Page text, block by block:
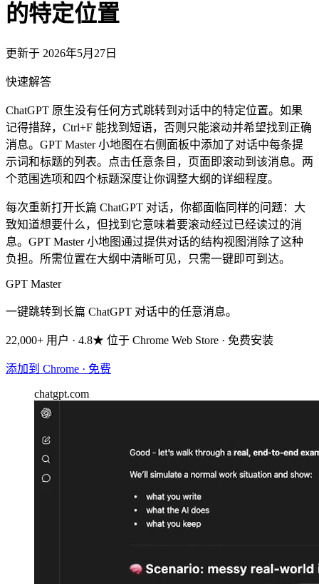
的特定位置
更新于 2026年5月27日
快速解答
ChatGPT 原生没有任何方式跳转到对话中的特定位置。如果
记得措辞，Ctrl+F 能找到短语，否则只能滚动并希望找到正确
消息。GPT Master 小地图在右侧面板中添加了对话中每条提
示词和标题的列表。点击任意条目，页面即滚动到该消息。两
个范围选项和四个标题深度让你调整大纲的详细程度。
每次重新打开长篇 ChatGPT 对话，你都面临同样的问题：大
致知道想要什么，但找到它意味着要滚动经过已经读过的消
息。GPT Master 小地图通过提供对话的结构视图消除了这种
负担。所需位置在大纲中清晰可见，只需一键即可到达。
GPT Master
一键跳转到长篇 ChatGPT 对话中的任意消息。
22,000+ 用户 · 4.8★ 位于 Chrome Web Store · 免费安装
添加到 Chrome · 免费
chatgpt.com